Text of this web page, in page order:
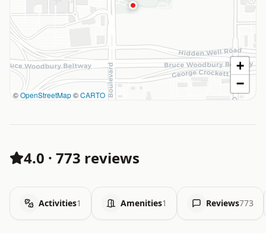
©OpenStreetMap©CARTO
+
−
4.0 · 773 reviews
Activities1 Amenities1 Reviews773